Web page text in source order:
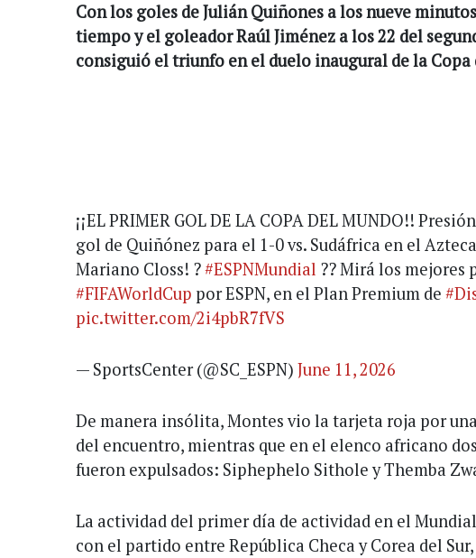
Con los goles de Julián Quiñones a los nueve
tiempo y el goleador Raúl Jiménez a los 22 del
consiguió el triunfo en el duelo inaugural de la Copa
¡¡EL PRIMER GOL DE LA COPA DEL MUNDO!!
gol de Quiñónez para el 1-0 vs. Sudáfrica en el
Mariano Closs! ?#ESPNMundial ?? Mirá los mejores
#FIFAWorldCup por ESPN, en el Plan Premium de
pic.twitter.com/2i4pbR7fVS
— SportsCenter (@SC_ESPN) June 11, 2026
De manera insólita, Montes vio la tarjeta roja por
del encuentro, mientras que en el elenco africano
fueron expulsados: Siphephelo Sithole y Themba
La actividad del primer día de actividad en el
con el partido entre República Checa y Corea del